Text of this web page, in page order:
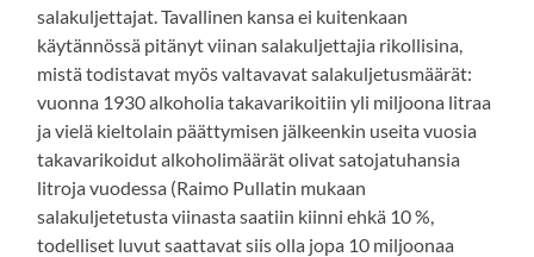
salakuljettajat. Tavallinen kansa ei kuitenkaan
käytännössä pitänyt viinan salakuljettajia rikollisina,
mistä todistavat myös valtavavat salakuljetusmäärät:
vuonna 1930 alkoholia takavarikoitiin yli miljoona litraa
ja vielä kieltolain päättymisen jälkeenkin useita vuosia
takavarikoidut alkoholimäärät olivat satojatuhansia
litroja vuodessa (Raimo Pullatin mukaan
salakuljetetusta viinasta saatiin kiinni ehkä 10 %,
todelliset luvut saattavat siis olla jopa 10 miljoonaa